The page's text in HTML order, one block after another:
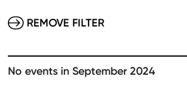
REMOVE FILTER
No events in September 2024